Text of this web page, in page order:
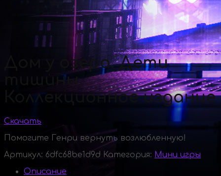
Дом у озера. Дети
тишины.
Коллекционное издание
Скачать
Помогите Генри вернуть возлюбленную!
Артикул: 6dfc68be1d9d Категория: Мини игры
Описание